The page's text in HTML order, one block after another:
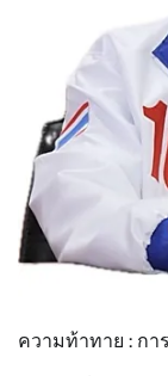
ความท้าทาย : กา